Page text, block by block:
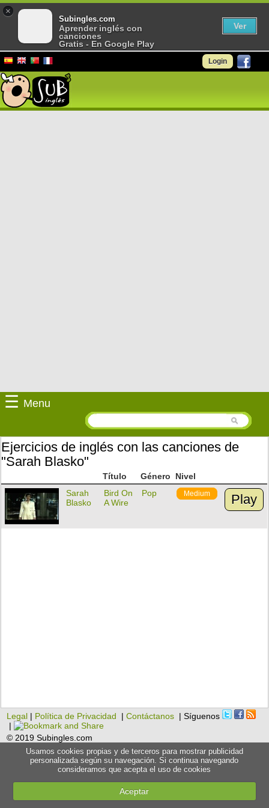
Login
☰ Menu
Ejercicios de inglés con las canciones de
"Sarah Blasko"
Título Género
Nivel
Sarah
Blasko
Bird On
A Wire
Pop Medium Play
Legal | Política de Privacidad |Contáctanos | Síguenos
|
© 2019 Subingles.com
Usamos cookies propias y de terceros para mostrar publicidad
personalizada según su navegación. Si continua navegando
consideramos que acepta el uso de cookies
Aceptar
×
Subingles.com
Aprender inglés con
canciones
Gratis - En Google Play
Ver